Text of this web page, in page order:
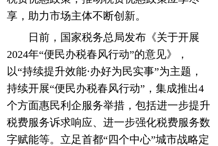
享，助力市场主体不断创新。
日前，国家税务总局发布《关于开展
2024年“便民办税春风行动”的意见》，
以“持续提升效能·办好为民实事”为主题，
持续开展“便民办税春风行动”，集成推出4
个方面惠民利企服务举措，包括进一步提升
税费服务诉求响应、进一步强化税费服务数
字赋能等。立足首都“四个中心”城市战略定